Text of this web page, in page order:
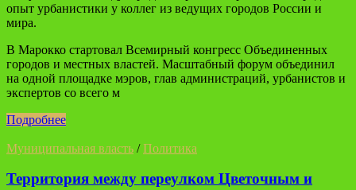
опыт урбанистики у коллег из ведущих городов России и
мира.
В Марокко стартовал Всемирный конгресс Объединенных
городов и местных властей. Масштабный форум объединил
на одной площадке мэров, глав администраций, урбанистов и
экспертов со всего м
Подробнее
Муниципальная власть /Политика
Территория между переулком Цветочным и